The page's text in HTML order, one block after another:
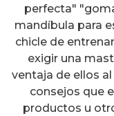
perfecta"
mandíbula para
chicle de
exigir una
ventaja de ellos
consejos que
productos u